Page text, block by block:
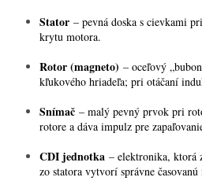
Stator – pevná doska s cievkami
krytu motora.
Rotor (magneto) – oceľový
kľukového hriadeľa; pri otáčaní
Snímač – malý pevný prvok pri
rotore a dáva impulz pre
CDI jednotka – elektronika, ktorá
zo statora vytvorí správne časovanú